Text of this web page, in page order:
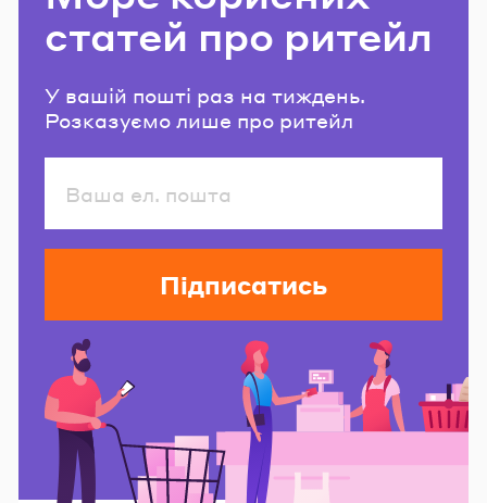
статей про ритейл
У вашій пошті раз на тиждень.
Розказуємо лише про ритейл
Підписатись